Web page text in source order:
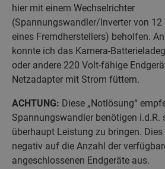
hier mit einem Wechselrichter
(Spannungswandler/Inverter von
eines Fremdherstellers) beholfen.
konnte ich das Kamera-
oder andere 220 Volt-fähige
Netzadapter mit Strom füttern.
ACHTUNG: Diese „Notlösung“
Spannungswandler benötigen i.d.R.
überhaupt Leistung zu bringen.
negativ auf die Anzahl der
angeschlossenen Endgeräte aus.